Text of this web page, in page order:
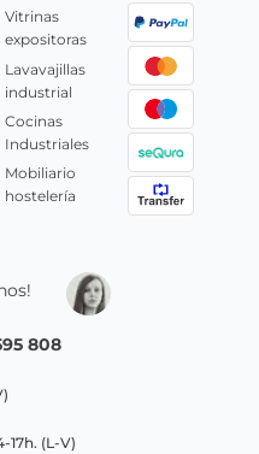
Vitrinas
expositoras
Lavavajillas
industrial
Cocinas
Industriales
Mobiliario
hostelería
808
17h. (L-V)